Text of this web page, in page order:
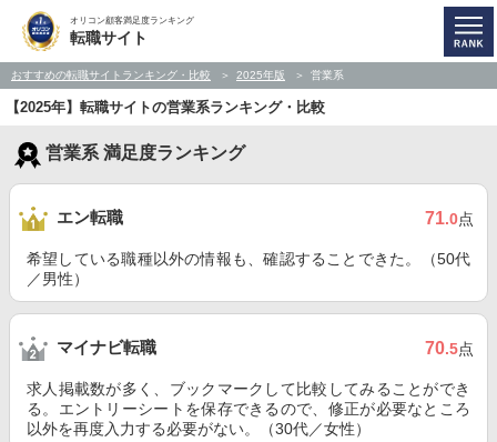
オリコン顧客満足度ランキング
転職サイト
おすすめの転職サイトランキング・比較 2025年版 営業系
【2025年】転職サイトの営業系ランキング・比較
営業系 満足度ランキング
エン転職 71.0点
希望している職種以外の情報も、確認することできた。（50代
／男性）
マイナビ転職 70.5点
求人掲載数が多く、ブックマークして比較してみることができ
る。エントリーシートを保存できるので、修正が必要なところ
以外を再度入力する必要がない。（30代／女性）